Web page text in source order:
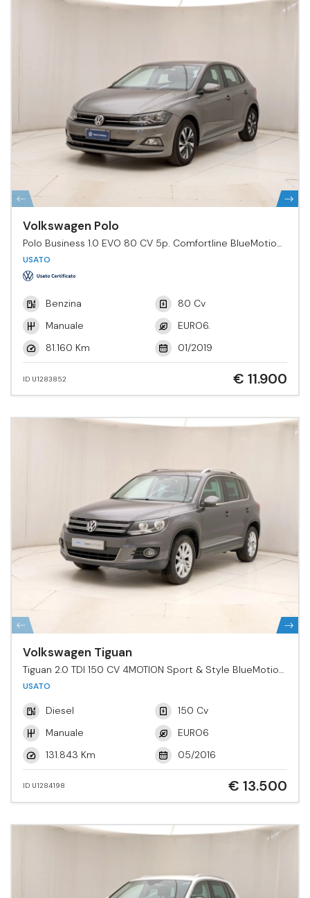
Volkswagen Polo
Polo Business 1.0 EVO 80 CV 5p. Comfortline BlueMotion
Tech.
USATO
Benzina
80 Cv
Manuale
EURO6.
81.160 Km
01/2019
ID U1283852 € 11.900
Volkswagen Tiguan
Tiguan 2.0 TDI 150 CV 4MOTION Sport & Style BlueMotion
Tech.
USATO
Diesel
150 Cv
Manuale
EURO6
131.843 Km
05/2016
ID U1284198 € 13.500